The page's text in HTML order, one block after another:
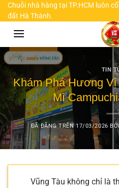
Chuyển
đến
Chuỗi nhà hàng tại TP.HCM luôn
đất Hà Thành.
TIN
Khám Phá Hương
Mì
ĐÃ ĐĂNG TRÊN 17/03/2026
Vũng Tàu không chỉ là